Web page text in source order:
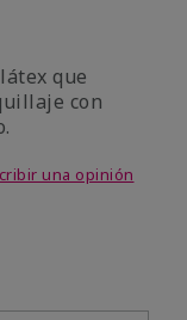
que
con
una opinión